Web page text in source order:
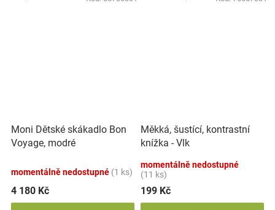
Moni Dětské skákadlo Bon
Voyage, modré
momentálně nedostupné (1 ks)
4 180 Kč
Měkká, šustící, kontrastní
knížka - Vlk
momentálně nedostupné
(11 ks)
199 Kč